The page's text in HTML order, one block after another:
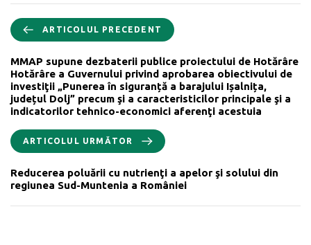
ARTICOLUL PRECEDENT
MMAP supune dezbaterii publice proiectului de Hotărâre
Hotărâre a Guvernului privind aprobarea obiectivului de
investiţii „Punerea în siguranță a barajului Ișalnița,
județul Dolj” precum şi a caracteristicilor principale şi a
indicatorilor tehnico-economici aferenţi acestuia
ARTICOLUL URMĂTOR
Reducerea poluării cu nutrienţi a apelor şi solului din
regiunea Sud-Muntenia a României